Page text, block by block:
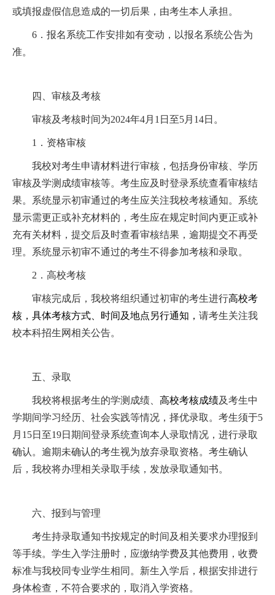
或填报虚假信息造成的一切后果，由考生本人承担。
6 ．报名系统工作安排如有变动，以报名系统公告为
准。
四、审核及考核
审核及考核时间为2024年4月 1 日至5月 14日。
1 ．资格审核
我校对考生申请材料进行审核，包括身份审核、学历
审核及学测成绩审核等。考生应及时登录系统查看审核结
果。系统显示初审通过的考生应关注我校考核通知。系统
显示需更正或补充材料的，考生应在规定时间内更正或补
充有关材料，提交后及时查看审核结果，逾期提交不再受
理。系统显示初审不通过的考生不得参加考核和录取。
2 ．高校考核
审核完成后，我校将组织通过初审的考生进行高校考
核，具体考核方式、时间及地点另行通知， 请考生关注我
校本科招生网相关公告。
五、录取
我校将根据考生的学测成绩、 高校考核成绩及考生中
学期间学习经历、社会实践等情况，择优录取。考生须于5
月 15日至19日期间登录系统查询本人录取情况，进行录取
确认。逾期未确认的考生视为放弃录取资格。考生确认
后，我校将办理相关录取手续，发放录取通知书。
六、报到与管理
考生持录取通知书按规定的时间及相关要求办理报到
等手续。学生入学注册时，应缴纳学费及其他费用，收费
标准与我校同专业学生相同。新生入学后，根据安排进行
身体检查，不符合要求的，取消入学资格。